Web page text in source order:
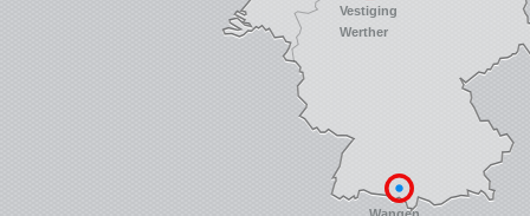
Vestiging
Werther